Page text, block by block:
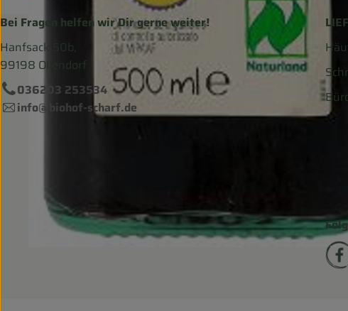
Bei Fragen helfen wir Dir gerne weiter!
Hanfsack 50b,
99198 Ollendorf
036203 253534
info@biohof-scharf.de